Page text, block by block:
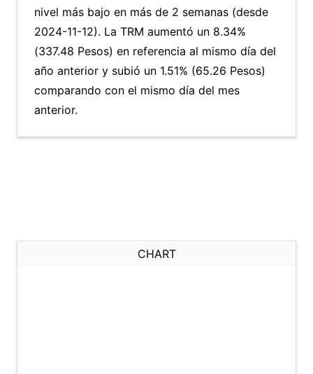
nivel más bajo en más de 2 semanas (desde
2024-11-12). La TRM aumentó un 8.34%
(337.48 Pesos) en referencia al mismo día del
año anterior y subió un 1.51% (65.26 Pesos)
comparando con el mismo día del mes
anterior.
CHART